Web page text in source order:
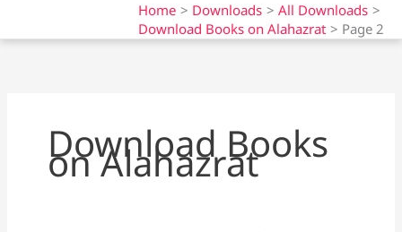
Home Downloads
All Downloads
Download Books on Alahazrat
Page 2
Download Books
on Alahazrat